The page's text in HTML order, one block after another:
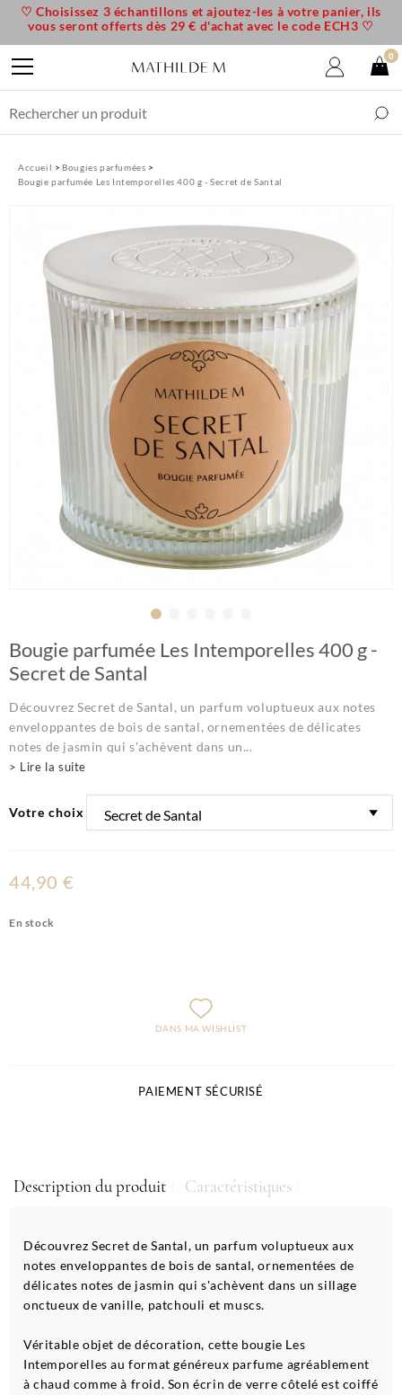
Accueil
Bougies parfumées
Bougie parfumée Les Intemporelles 400 g - Secret de Santal
Bougie parfumée Les Intemporelles 400 g -
Secret de Santal
Découvrez Secret de Santal, un parfum voluptueux aux notes
enveloppantes de bois de santal, ornementées de délicates
notes de jasmin qui s'achèvent dans un...
> Lire la suite
Votre choix
44,90 €
En stock
DANS MA WISHLIST
PAIEMENT SÉCURISÉ
Description du produit Caractéristiques
Découvrez Secret de Santal, un parfum voluptueux aux
notes enveloppantes de bois de santal, ornementées de
délicates notes de jasmin qui s'achèvent dans un sillage
onctueux de vanille, patchouli et muscs.
Véritable objet de décoration, cette bougie Les
Intemporelles au format généreux parfume agréablement
à chaud comme à froid. Son écrin de verre côtelé est coiffé
♡ Choisissez 3 échantillons et ajoutez-les à votre panier, ils
vous seront offerts dès 29 € d'achat avec le code ECH3 ♡
0